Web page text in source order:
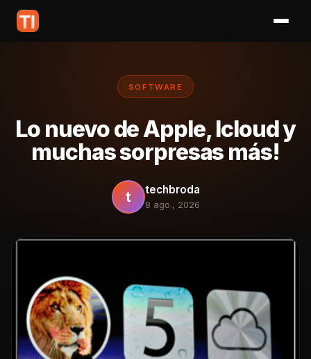
SOFTWARE
Lo nuevo de Apple, Icloud y
muchas sorpresas más!
t techbroda
8 ago., 2026